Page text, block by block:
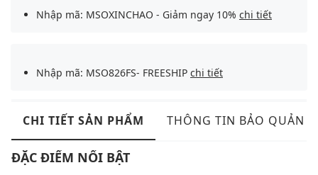
Nhập mã: MSOXINCHAO - Giảm ngay 10% chi tiết
Nhập mã: MSO826FS- FREESHIP chi tiết
CHI TIẾT SẢN PHẨM THÔNG TIN BẢO QUẢN
ĐẶC ĐIỂM NỔI BẬT